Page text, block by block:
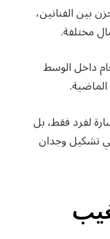
بين الفنانين،
مختلفة.
داخل الوسط
لفرد فقط، بل
تشكيل وجدان